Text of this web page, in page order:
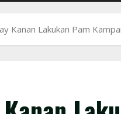
Kanan Lakukan Pam